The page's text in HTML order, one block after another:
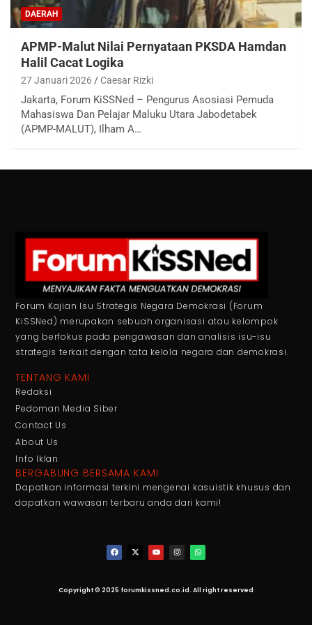
DAERAH
APMP-Malut Nilai Pernyataan PKSDA Hamdan
Halil Cacat Logika
27 Januari 2026 Caesar Rizki
Jakarta, Forum KiSSNed – Pengurus Asosiasi Pemuda
Mahasiswa Dan Pelajar Maluku Utara Jabodetabek
(APMP-MALUT), Ilham A…
Forum Kajian Isu Strategis Negara Demokrasi (Forum
KiSSNed) merupakan sebuah organisasi atau kelompok
yang berfokus pada pengawasan dan analisis isu-isu
strategis terkait dengan tata kelola negara dan demokrasi.
TENTANG KAMI
Redaksi
Pedoman Media Siber
Contact Us
About Us
Info Iklan
BERGABUNG BERSAMA KAMI
Dapatkan informasi terkini mengenai kasuistik khusus dan
dapatkan wawasan terbaru anda dari kami!
Copyright © 2025 forumkissned.co.id. All right reserved